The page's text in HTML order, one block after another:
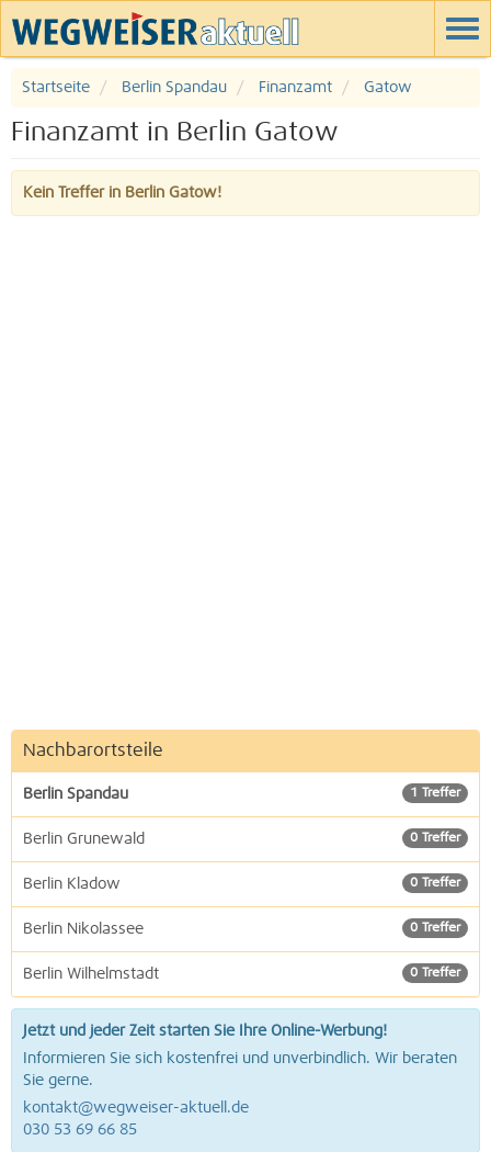
Startseite Berlin Spandau Finanzamt Gatow
Finanzamt in Berlin Gatow
Kein Treffer in Berlin Gatow!
Nachbarortsteile
1 Treffer
Berlin Spandau
0 Treffer
Berlin Grunewald
0 Treffer
Berlin Kladow
0 Treffer
Berlin Nikolassee
0 Treffer
Berlin Wilhelmstadt
Jetzt und jeder Zeit starten Sie Ihre Online-Werbung!
Informieren Sie sich kostenfrei und unverbindlich. Wir beraten
Sie gerne.
kontakt@wegweiser-aktuell.de
030 53 69 66 85